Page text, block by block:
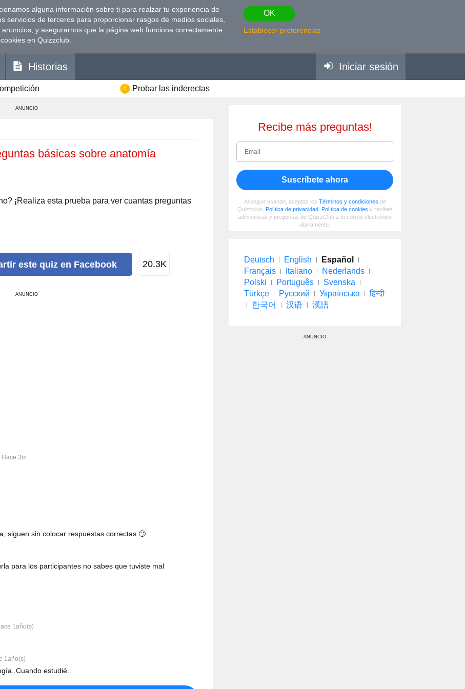
alguna información sobre ti para realzar tu experiencia de
servicios de terceros para proporcionar rasgos de medios sociales,
y asegurarnos que la página web funciona correctamente.
en Quizzclub.
OK
Establecer preferencias
Historias Iniciar sesión
Probar las inderectas
ANUNCIO
básicas sobre anatomía
¡Realiza esta prueba para ver cuantas preguntas
este quiz en Facebook 20.3K
ANUNCIO
Hace 3m
siguen sin colocar respuestas correctas 🙄
para los participantes no sabes que tuviste mal
1año(s)
1año(s)
estudié..
Recibe más preguntas!
Suscríbete ahora
Al seguir usando, aceptas los Términos y condiciones de
Quizzclub, Política de privacidad, Política de cookies y recibes
adivinanzas y preguntas de QuizzClub a tu correo electrónico
diariamente.
Deutsch English
Español
Français
Italiano
Nederlands
Polski
Português
Svenska
Türkçe
Русский Українська
हिन्दी
한국어
汉语 漢語
ANUNCIO